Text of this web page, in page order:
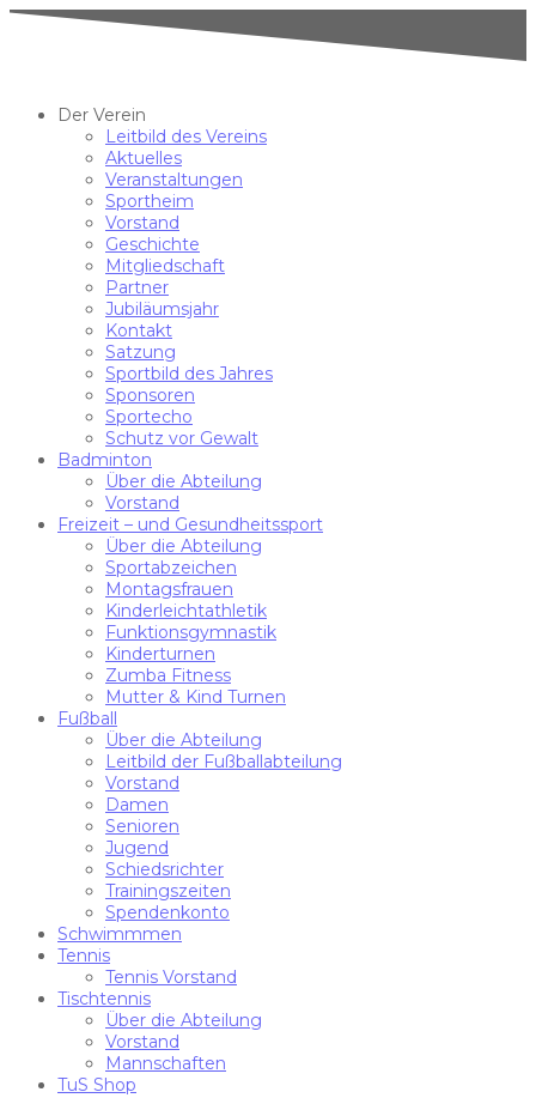
Der Verein
Leitbild des Vereins
Aktuelles
Veranstaltungen
Sportheim
Vorstand
Geschichte
Mitgliedschaft
Partner
Jubiläumsjahr
Kontakt
Satzung
Sportbild des Jahres
Sponsoren
Sportecho
Schutz vor Gewalt
Badminton
Über die Abteilung
Vorstand
Freizeit – und Gesundheitssport
Über die Abteilung
Sportabzeichen
Montagsfrauen
Kinderleichtathletik
Funktionsgymnastik
Kinderturnen
Zumba Fitness
Mutter & Kind Turnen
Fußball
Über die Abteilung
Leitbild der Fußballabteilung
Vorstand
Damen
Senioren
Jugend
Schiedsrichter
Trainingszeiten
Spendenkonto
Schwimmmen
Tennis
Tennis Vorstand
Tischtennis
Über die Abteilung
Vorstand
Mannschaften
TuS Shop